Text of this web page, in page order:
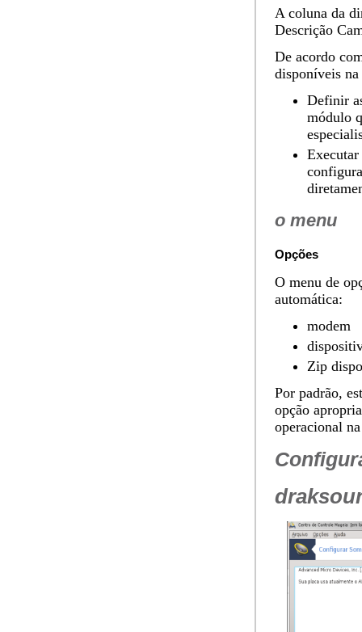
A coluna da
Descrição
De acordo
disponíveis
Definir
módulo
o menu
Opções
O menu de
automática:
modem
Zip
Por padrão,
opção
operacional